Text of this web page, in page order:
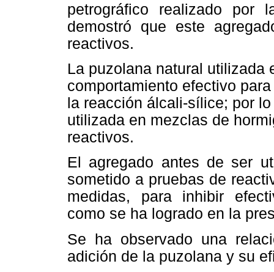
petrográfico realizado por
demostró que este
reactivos.
La puzolana natural utilizada
comportamiento efectivo
la reacción álcali-sílice; por
utilizada en mezclas de
reactivos.
El agregado antes de ser
sometido a pruebas de
medidas, para inhibir
como se ha logrado en la
Se ha observado una
adición de la puzolana y su